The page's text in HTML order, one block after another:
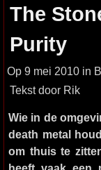
The
Purity
Op 9 mei 2010 in
Tekst door Rik
Wie in de
death metal
om thuis te